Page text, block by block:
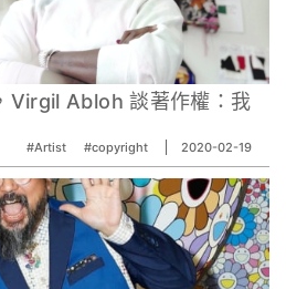
Virgil Abloh 談著作權：我
#Artist #copyright 2020-02-19